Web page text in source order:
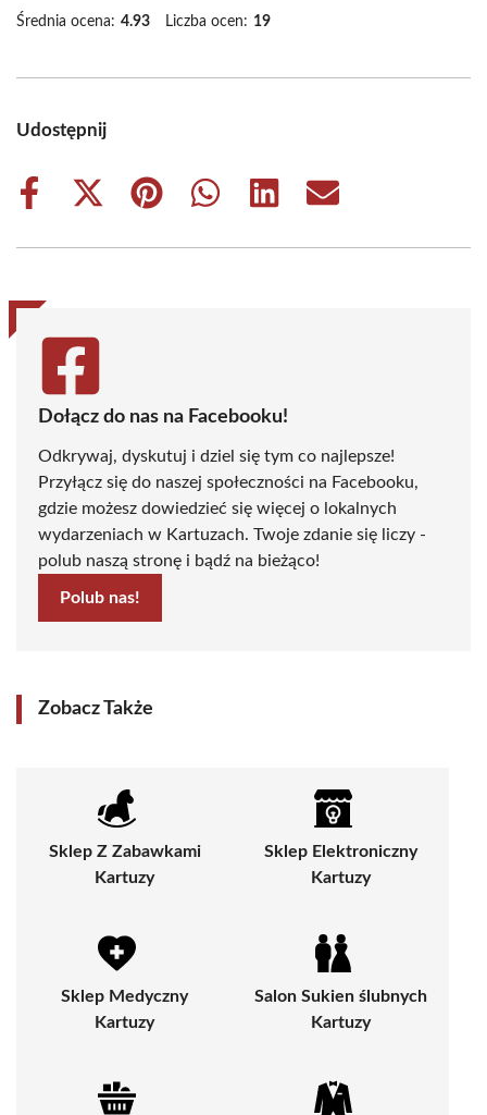
Średnia ocena: 4.93 Liczba ocen: 19
Udostępnij
Share
Share
(Twitter)
Share
Share
Share
Share
Dołącz do nas na Facebooku!
Odkrywaj, dyskutuj i dziel się tym co najlepsze!
Przyłącz się do naszej społeczności na Facebooku,
gdzie możesz dowiedzieć się więcej o lokalnych
wydarzeniach w Kartuzach. Twoje zdanie się liczy -
polub naszą stronę i bądź na bieżąco!
Polub nas!
Zobacz Także
Sklep Z Zabawkami
Kartuzy
Sklep Elektroniczny
Kartuzy
Sklep Medyczny
Kartuzy
Salon Sukien ślubnych
Kartuzy